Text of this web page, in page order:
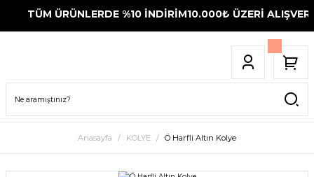
TÜM ÜRÜNLERDE %10 İNDİRİM10.000₺ ÜZERİ
Anasayfa KOLYE Ö Harfli Altın Kolye